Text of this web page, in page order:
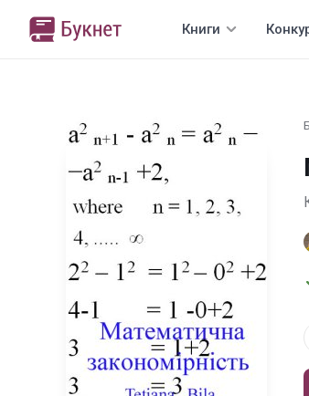
Книги